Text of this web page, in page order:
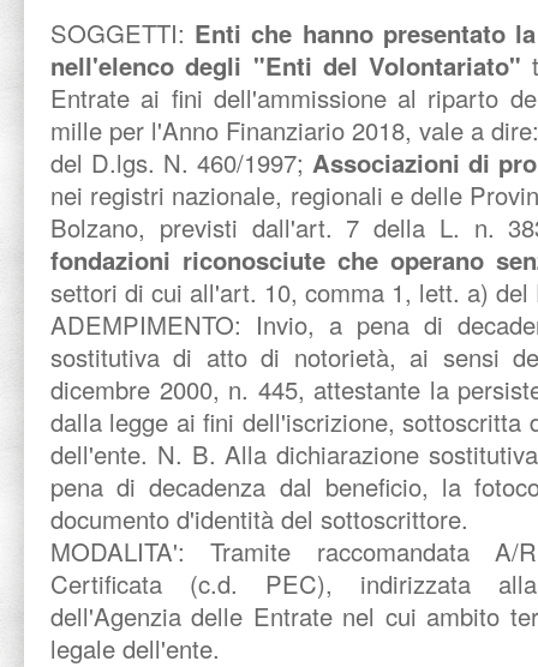
SOGGETTI: Enti che hanno presentato
nell'elenco degli "Enti del Volontariato"
Entrate ai fini dell'ammissione al riparto
mille per l'Anno Finanziario 2018, vale a
del D.lgs. N. 460/1997; Associazioni di
nei registri nazionale, regionali e delle
Bolzano, previsti dall'art. 7 della L. n.
fondazioni riconosciute che operano
settori di cui all'art. 10, comma 1, lett. a) del
ADEMPIMENTO: Invio, a pena di
sostitutiva di atto di notorietà, ai sensi
dicembre 2000, n. 445, attestante la
dalla legge ai fini dell'iscrizione, sottoscritta
dell'ente. N. B. Alla dichiarazione
pena di decadenza dal beneficio, la
documento d'identità del sottoscrittore.
MODALITA':Tramite raccomandata
Certificata (c.d. PEC), indirizzata
dell'Agenzia delle Entrate nel cui ambito
legale dell'ente.